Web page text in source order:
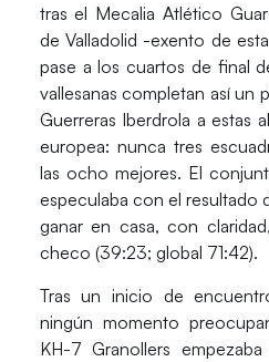
tras el Mecalia Atlético
de Valladolid -exento de
pase a los cuartos de final
vallesanas completan así un
Guerreras Iberdrola a estas
europea: nunca tres
las ocho mejores. El
especulaba con el resultado
ganar en casa, con
checo (39:23; global 71:42).
Tras un inicio de
ningún momento
KH-7 Granollers